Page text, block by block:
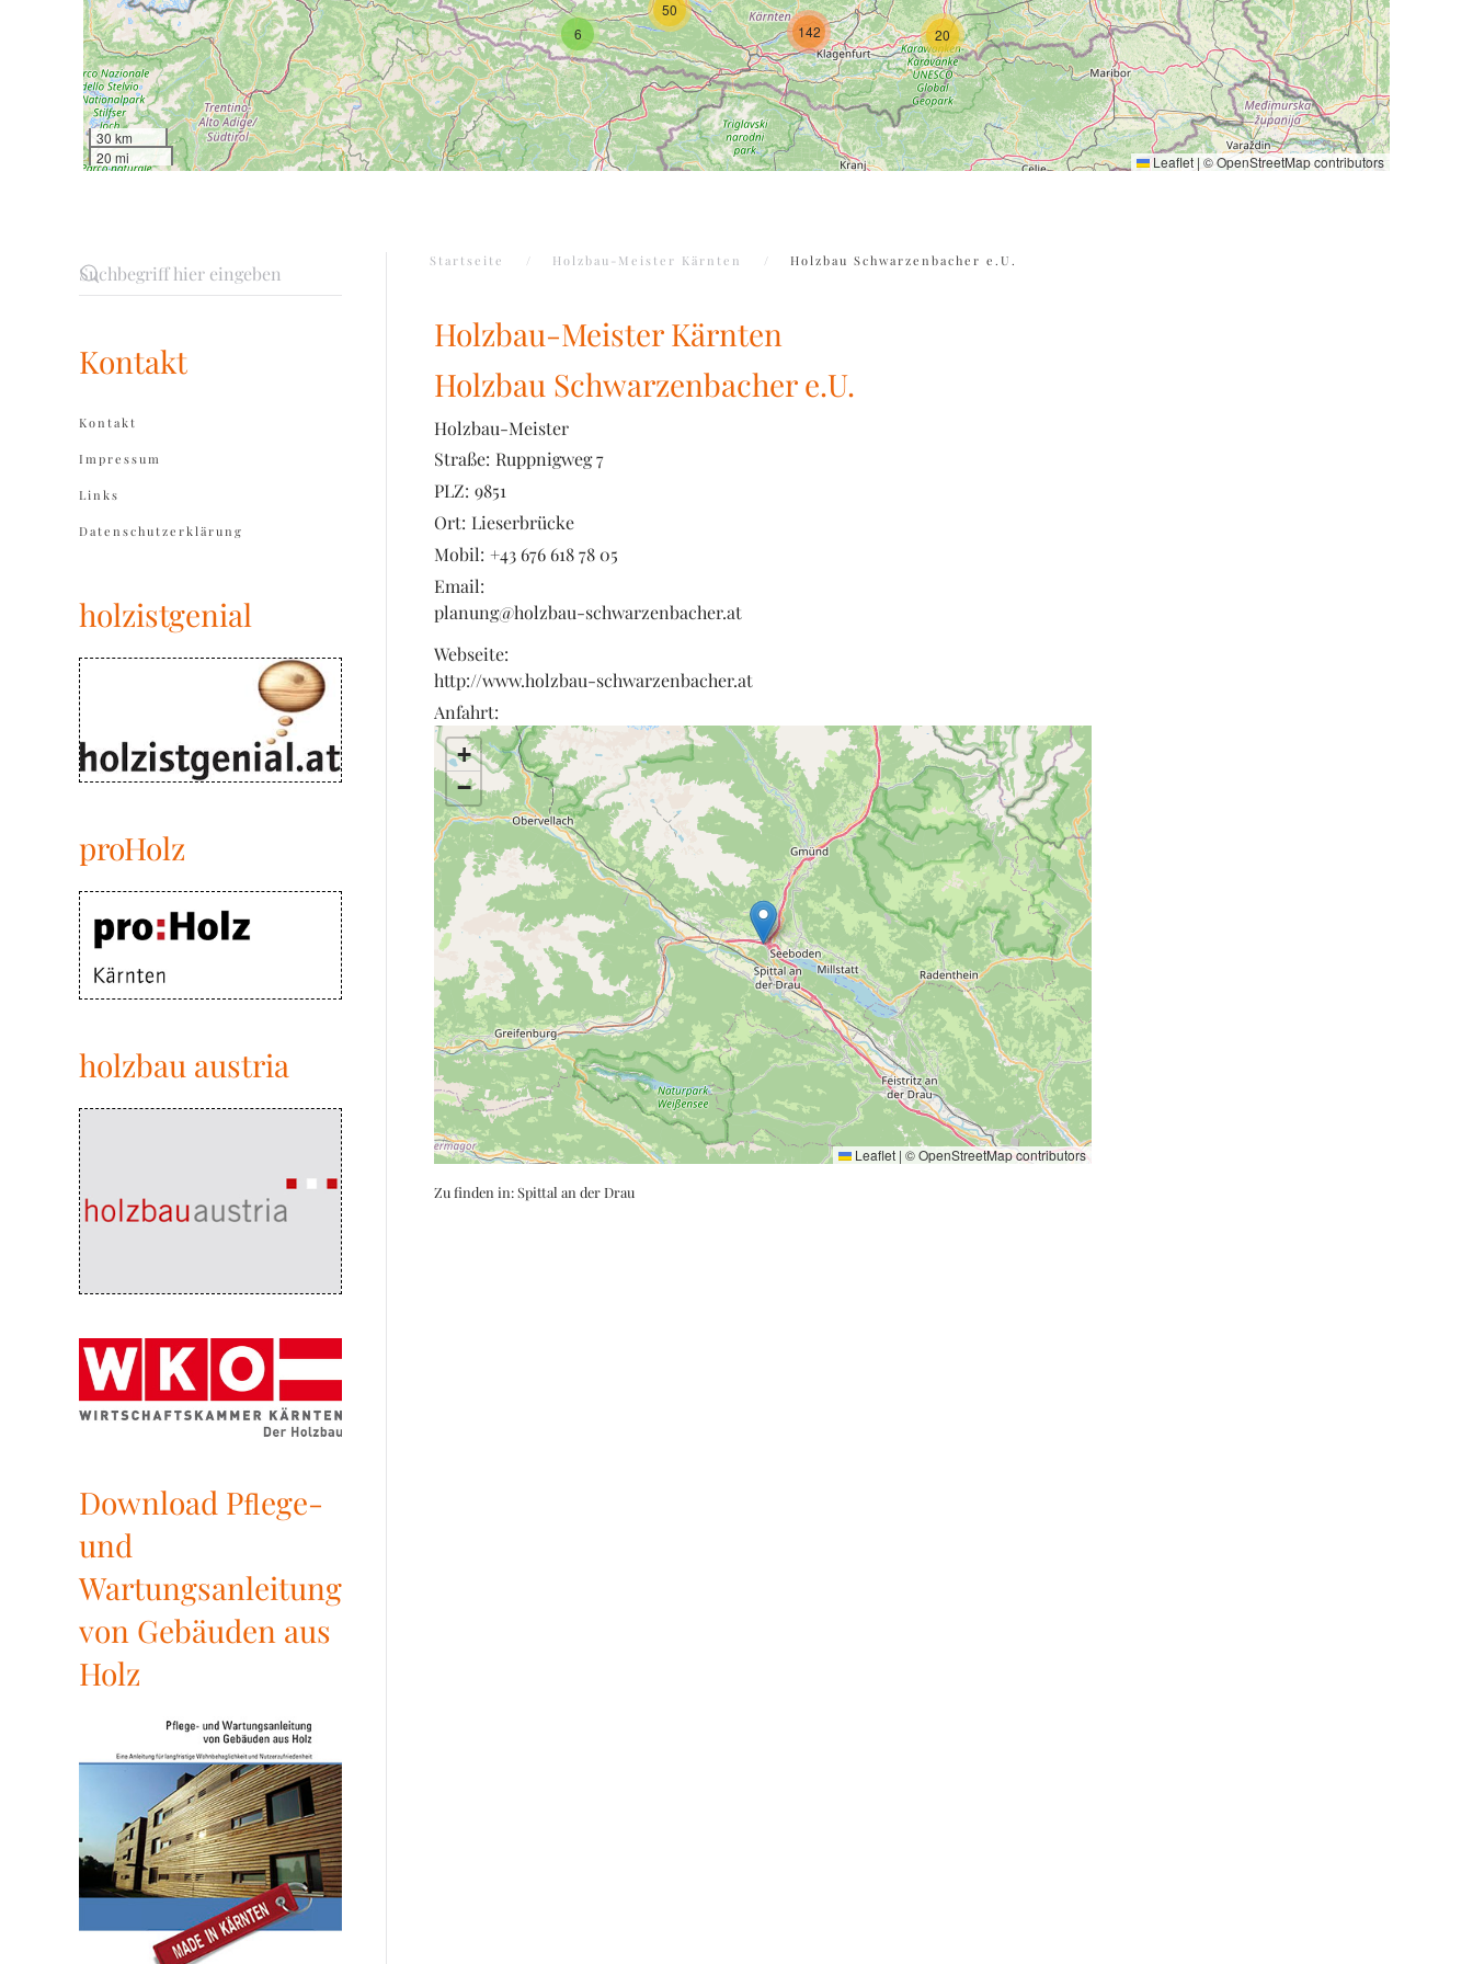
6 20
50
142
30 km
20 mi
Leaflet | ©OpenStreetMapcontributors
Startseite Holzbau-Meister Kärnten Holzbau Schwarzenbacher e.U.
Holzbau-Meister Kärnten
Holzbau Schwarzenbacher e.U.
Holzbau-Meister
Straße: Ruppnigweg 7
PLZ: 9851
Ort: Lieserbrücke
Mobil: +43 676 618 78 05
Email:
planung@holzbau-schwarzenbacher.at
Webseite:
http://www.holzbau-schwarzenbacher.at
Anfahrt:
+
−
Leaflet | ©OpenStreetMapcontributors
Zu finden in:Spittal an der Drau
Kontakt
Kontakt
Impressum
Links
Datenschutzerklärung
holzistgenial
proHolz
holzbau austria
Download Pﬂege-
und
Wartungsanleitung
von Gebäuden aus
Holz